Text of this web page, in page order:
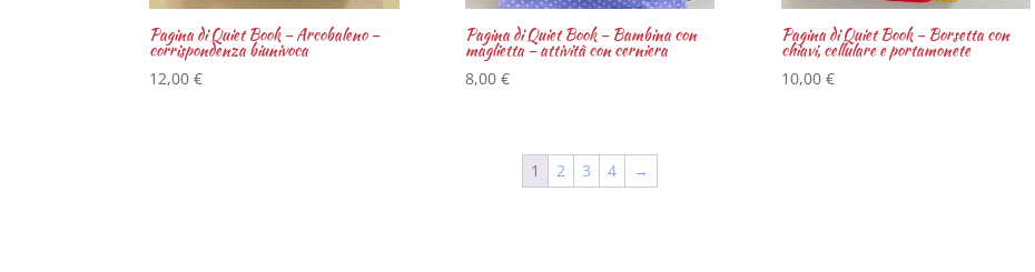
Pagina di Quiet Book – Arcobaleno –
corrispondenza biunivoca
12,00€
Pagina di Quiet Book – Bambina con
maglietta – attività con cerniera
8,00 €
Pagina di Quiet Book – Borsetta con
chiavi, cellulare e portamonete
10,00 €
1 2 3 4 →